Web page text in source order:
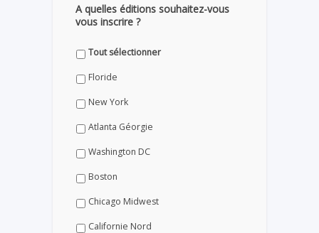
A quelles éditions souhaitez-vous
vous inscrire ?
Tout sélectionner
Floride
New York
Atlanta Géorgie
Washington DC
Boston
Chicago Midwest
Californie Nord